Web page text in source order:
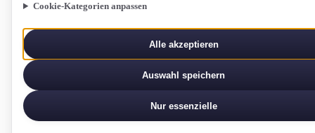
Cookie-Kategorien anpassen
Alle akzeptieren
Auswahl speichern
Nur essenzielle
KOMMUNIKATION-UND-PERSOENLICHKEIT
Storytelling
Strategischer Einsatz von Geschichten in der
Unternehmens­kommunikation zur Vermittlung von
Botschaften und Werten.